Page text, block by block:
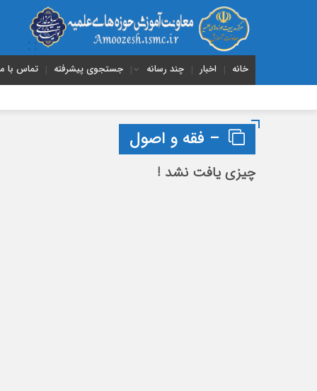
خانه اخبار چند رسانه جستجوی پیشرفته تماس با
– فقه و اصول
چیزی یافت نشد !